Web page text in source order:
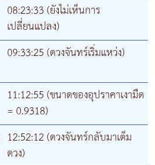
08:23:33 (ยังไม่เห็นการ
เปลี่ยนแปลง)
09:33:25 (ดวงจันทร์เริ่มแหว่ง)
11:12:55 (ขนาดของอุปราคาเงามืด
= 0.9318)
12:52:12 (ดวงจันทร์กลับมาเต็ม
ดวง)